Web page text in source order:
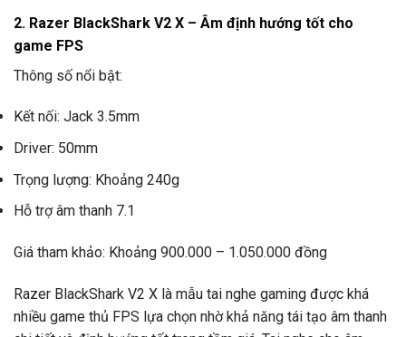
2. Razer BlackShark V2 X – Âm định hướng tốt cho
game FPS
Thông số nổi bật:
Kết nối: Jack 3.5mm
Driver: 50mm
Trọng lượng: Khoảng 240g
Hỗ trợ âm thanh 7.1
Giá tham khảo: Khoảng 900.000 – 1.050.000 đồng
Razer BlackShark V2 X là mẫu tai nghe gaming được khá
nhiều game thủ FPS lựa chọn nhờ khả năng tái tạo âm thanh